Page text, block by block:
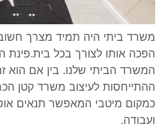
משרד ביתי היה תמיד מצרך
הפכה אותו לצורך בכל בית.פינת
המשרד הביתי שלנו. בין אם הוא
ההתייחסות לעיצוב משרד קטן
כמקום מיטבי המאפשר תנאים
ועבודה.